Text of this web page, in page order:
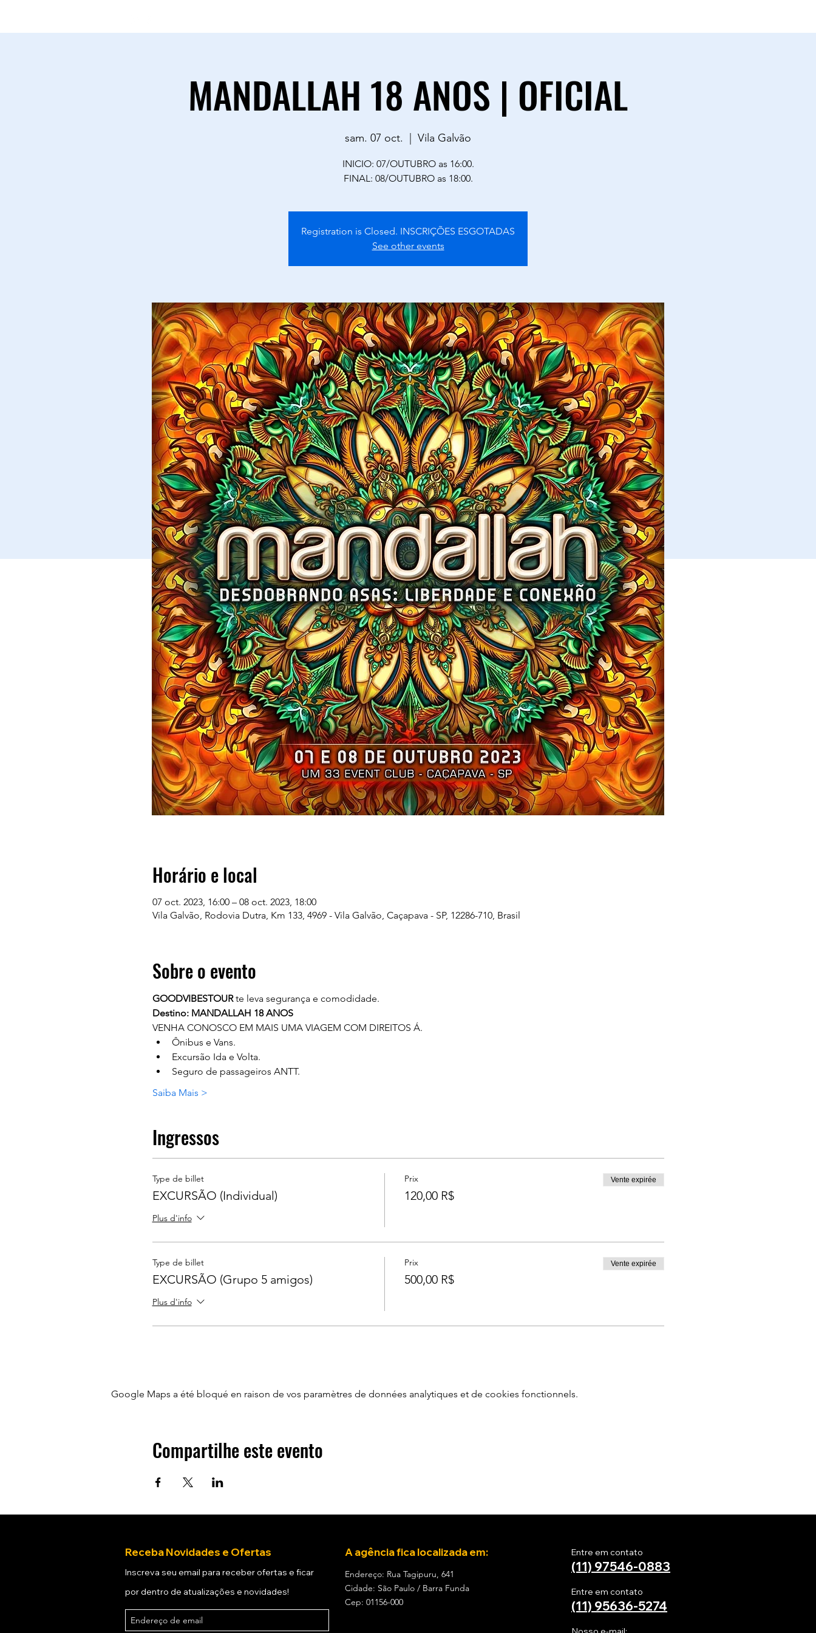
MANDALLAH 18 ANOS | OFICIAL
sam. 07 oct. Vila Galvão
INICIO: 07/OUTUBRO as 16:00.
FINAL: 08/OUTUBRO as 18:00.
Registration is Closed. INSCRIÇÕES ESGOTADAS
See other events
Horário e local
07 oct. 2023, 16:00 – 08 oct. 2023, 18:00
Vila Galvão, Rodovia Dutra, Km 133, 4969 - Vila Galvão, Caçapava - SP, 12286-710, Brasil
Sobre o evento
GOODVIBESTOUR te leva segurança e comodidade.
Destino: MANDALLAH 18 ANOS
VENHA CONOSCO EM MAIS UMA VIAGEM COM DIREITOS Á.
Ônibus e Vans.
Excursão Ida e Volta.
Seguro de passageiros ANTT.
Saiba Mais >
Ingressos
Type de billet
EXCURSÃO (Individual)
Plus d'info
Prix
120,00 R$
Vente expirée
Type de billet
EXCURSÃO (Grupo 5 amigos)
Plus d'info
Prix
500,00 R$
Vente expirée
Google Maps a été bloqué en raison de vos paramètres de données analytiques et de cookies fonctionnels.
Compartilhe este evento
Receba Novidades e Ofertas
Inscreva seu email para receber ofertas e ficar
por dentro de atualizações e novidades!
A agência fica localizada em:
Endereço: Rua Tagipuru, 641
Cidade: São Paulo / Barra Funda
Cep: 01156-000
Entre em contato
(11) 97546-0883
Entre em contato
(11) 95636-5274